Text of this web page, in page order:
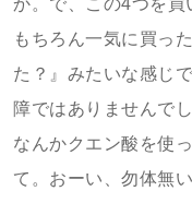
か。で、この4つを買
もちろん一気に買っ
た？』みたいな感じ
障ではありませんでし
なんかクエン酸を使
て。おーい、勿体無